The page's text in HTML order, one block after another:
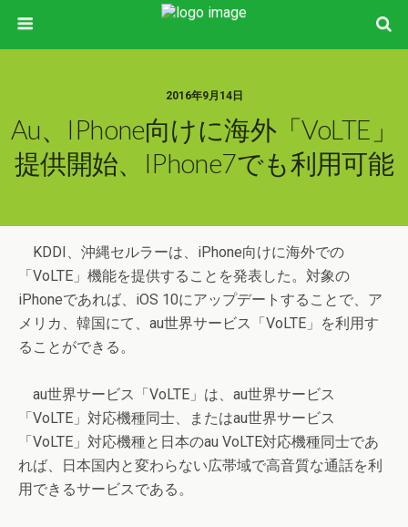
2016年9月14日
Au、iPhone向けに海外「VoLTE」
提供開始、iPhone7でも利用可能
KDDI、沖縄セルラーは、iPhone向けに海外での
「VoLTE」機能を提供することを発表した。対象の
iPhoneであれば、iOS 10にアップデートすることで、ア
メリカ、韓国にて、au世界サービス「VoLTE」を利用す
ることができる。
au世界サービス「VoLTE」は、au世界サービス
「VoLTE」対応機種同士、またはau世界サービス
「VoLTE」対応機種と日本のau VoLTE対応機種同士であ
れば、日本国内と変わらない広帯域で高音質な通話を利
用できるサービスである。